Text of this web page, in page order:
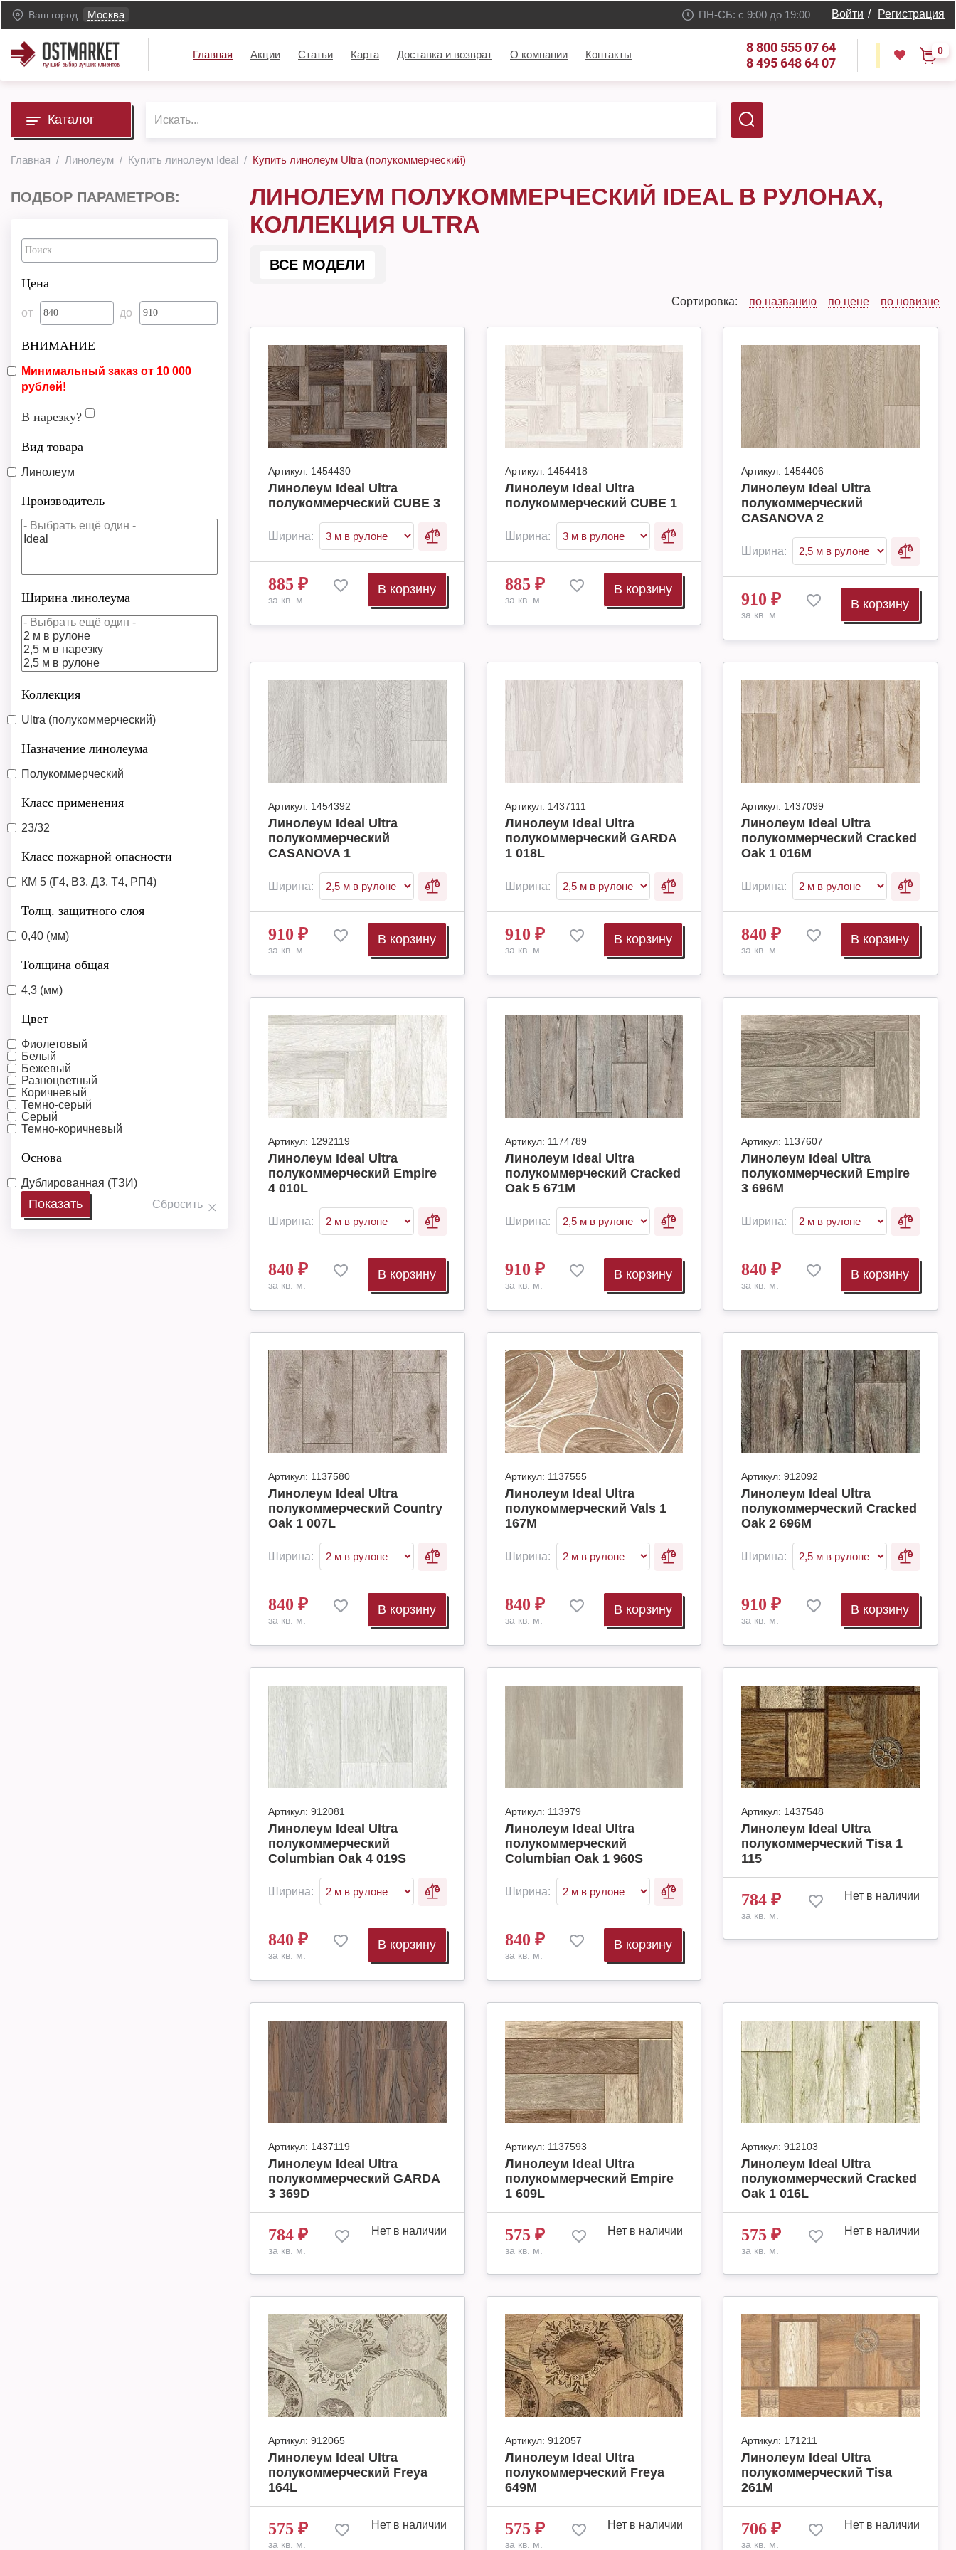
Ваш город: Москва ПН-СБ: с 9:00 до 19:00 Войти / Регистрация
Главная Акции Статьи Карта Доставка и возврат О компании Контакты
8 800 555 07 64
8 495 648 64 07
0
Каталог
Главная Линолеум Купить линолеум Ideal Купить линолеум Ultra (полукоммерческий)
ПОДБОР ПАРАМЕТРОВ:
Цена
от до
ВНИМАНИЕ
Минимальный заказ от 10 000
рублей!
В нарезку?
Вид товара
Линолеум
Производитель
Ширина линолеума
Коллекция
Ultra (полукоммерческий)
Назначение линолеума
Полукоммерческий
Класс применения
23/32
Класс пожарной опасности
КМ 5 (Г4, В3, Д3, Т4, РП4)
Толщ. защитного слоя
0,40 (мм)
Толщина общая
4,3 (мм)
Цвет
Фиолетовый
Белый
Бежевый
Разноцветный
Коричневый
Темно-серый
Серый
Темно-коричневый
Основа
Дублированная (ТЗИ)
ЛИНОЛЕУМ ПОЛУКОММЕРЧЕСКИЙ IDEAL В РУЛОНАХ,
КОЛЛЕКЦИЯ ULTRA
ВСЕ МОДЕЛИ
Сортировка: по названию по цене по новизне
Артикул: 1454430
Линолеум Ideal Ultra
полукоммерческий CUBE 3
Ширина:
885 ₽
за кв. м.
В корзину
Артикул: 1454418
Линолеум Ideal Ultra
полукоммерческий CUBE 1
Ширина:
885 ₽
за кв. м.
В корзину
Артикул: 1454406
Линолеум Ideal Ultra
полукоммерческий
CASANOVA 2
Ширина:
910 ₽
за кв. м.
В корзину
Артикул: 1454392
Линолеум Ideal Ultra
полукоммерческий
CASANOVA 1
Ширина:
910 ₽
за кв. м.
В корзину
Артикул: 1437111
Линолеум Ideal Ultra
полукоммерческий GARDA
1 018L
Ширина:
910 ₽
за кв. м.
В корзину
Артикул: 1437099
Линолеум Ideal Ultra
полукоммерческий Cracked
Oak 1 016M
Ширина:
840 ₽
за кв. м.
В корзину
Артикул: 1292119
Линолеум Ideal Ultra
полукоммерческий Empire
4 010L
Ширина:
840 ₽
за кв. м.
В корзину
Артикул: 1174789
Линолеум Ideal Ultra
полукоммерческий Cracked
Oak 5 671M
Ширина:
910 ₽
за кв. м.
В корзину
Артикул: 1137607
Линолеум Ideal Ultra
полукоммерческий Empire
3 696M
Ширина:
840 ₽
за кв. м.
В корзину
Артикул: 1137580
Линолеум Ideal Ultra
полукоммерческий Country
Oak 1 007L
Ширина:
840 ₽
за кв. м.
В корзину
Артикул: 1137555
Линолеум Ideal Ultra
полукоммерческий Vals 1
167M
Ширина:
840 ₽
за кв. м.
В корзину
Артикул: 912092
Линолеум Ideal Ultra
полукоммерческий Cracked
Oak 2 696M
Ширина:
910 ₽
за кв. м.
В корзину
Артикул: 912081
Линолеум Ideal Ultra
полукоммерческий
Columbian Oak 4 019S
Ширина:
840 ₽
за кв. м.
В корзину
Артикул: 113979
Линолеум Ideal Ultra
полукоммерческий
Columbian Oak 1 960S
Ширина:
840 ₽
за кв. м.
В корзину
Артикул: 1437548
Линолеум Ideal Ultra
полукоммерческий Tisa 1
115
784 ₽
за кв. м.
Нет в наличии
Артикул: 1437119
Линолеум Ideal Ultra
полукоммерческий GARDA
3 369D
784 ₽
за кв. м.
Нет в наличии
Артикул: 1137593
Линолеум Ideal Ultra
полукоммерческий Empire
1 609L
575 ₽
за кв. м.
Нет в наличии
Артикул: 912103
Линолеум Ideal Ultra
полукоммерческий Cracked
Oak 1 016L
575 ₽
за кв. м.
Нет в наличии
Артикул: 912065
Линолеум Ideal Ultra
полукоммерческий Freya
164L
575 ₽
за кв. м.
Нет в наличии
Артикул: 912057
Линолеум Ideal Ultra
полукоммерческий Freya
649M
575 ₽
за кв. м.
Нет в наличии
Артикул: 171211
Линолеум Ideal Ultra
полукоммерческий Tisa
261M
706 ₽
за кв. м.
Нет в наличии